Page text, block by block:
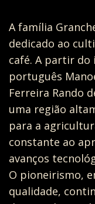
A família
dedicado ao
café. A partir do
português
Ferreira Rando
uma região
para a
constante ao
avanços
O pioneirismo,
qualidade,